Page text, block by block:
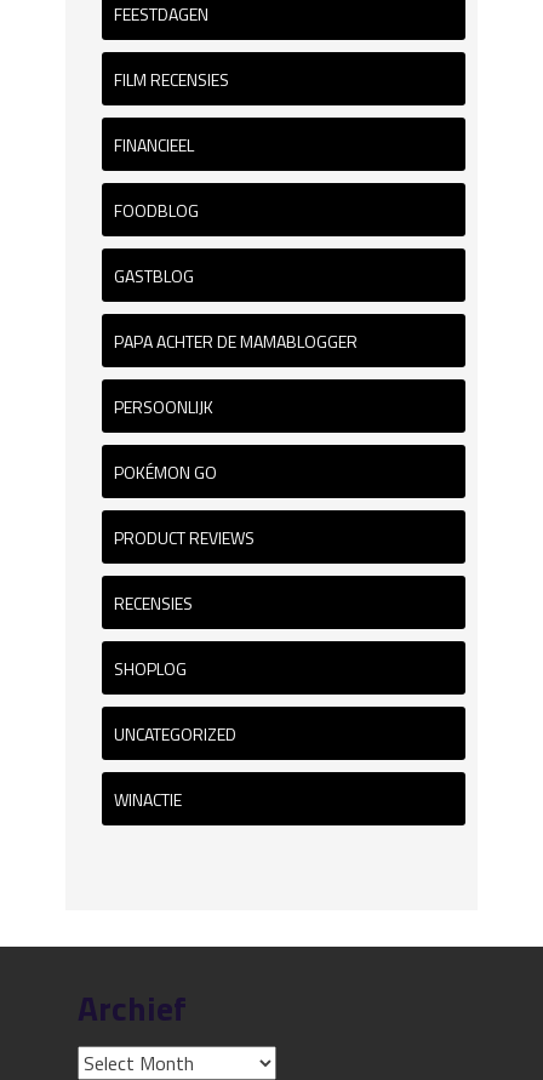
FEESTDAGEN
FILM RECENSIES
FINANCIEEL
FOODBLOG
GASTBLOG
PAPA ACHTER DE MAMABLOGGER
PERSOONLIJK
POKÉMON GO
PRODUCT REVIEWS
RECENSIES
SHOPLOG
UNCATEGORIZED
WINACTIE
Archief